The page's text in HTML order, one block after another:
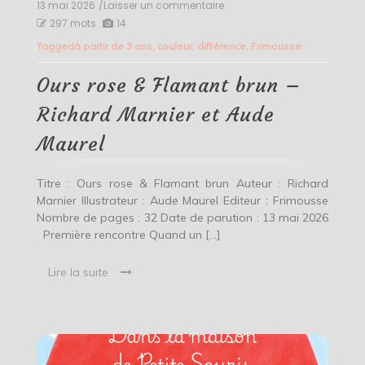
13 mai 2026 /Laisser un commentaireon
&
brun
–
Richard
Marnier
297 mots 14
Taggedà partir de 3 ans couleur, différence, Frimousse
Ours rose & Flamant brun –
Richard Marnier et Aude
Maurel
Titre : Ours rose & Flamant brun Auteur : Richard
Marnier Illustrateur : Aude Maurel Editeur : Frimousse
Nombre de pages : 32 Date de parution : 13 mai 2026
Première rencontre Quand un […]
Lire la suite